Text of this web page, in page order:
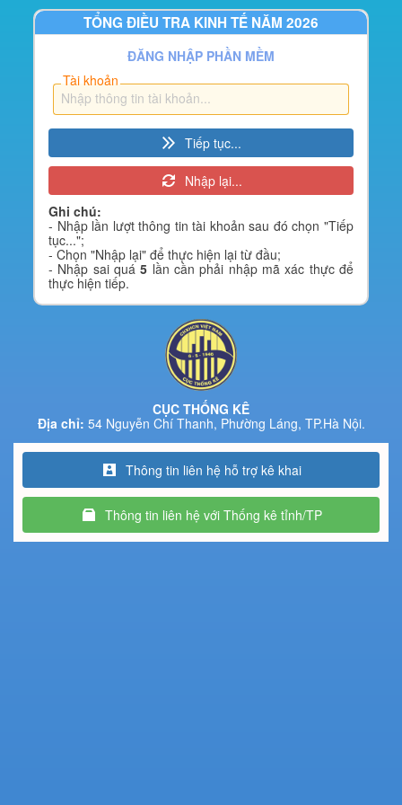
TỔNG ĐIỀU TRA KINH TẾ NĂM 2026
ĐĂNG NHẬP PHẦN MỀM
Tài khoản
Tiếp tục...
Nhập lại...
Ghi chú:
- Nhập lần lượt thông tin tài khoản sau đó chọn "Tiếp
tục...";
- Chọn "Nhập lại" để thực hiện lại từ đầu;
- Nhập sai quá5 lần cần phải nhập mã xác thực để
thực hiện tiếp.
CỤC THỐNG KÊ
Địa chỉ: 54 Nguyễn Chí Thanh, Phường Láng, TP.Hà Nội.
Thông tin liên hệ hỗ trợ kê khai
Thông tin liên hệ với Thống kê tỉnh/TP